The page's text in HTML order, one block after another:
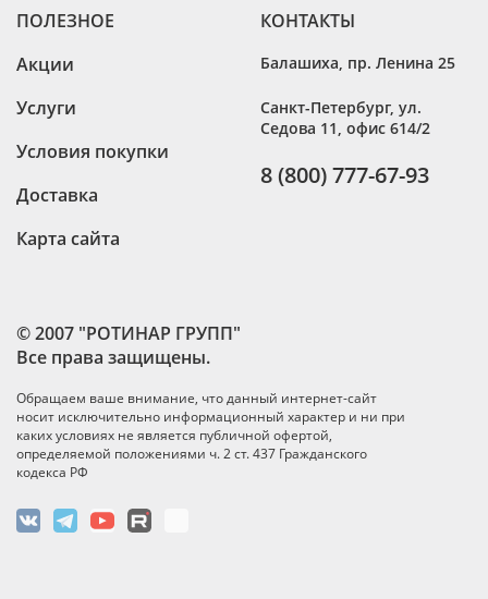
© 2007 "РОТИНАР ГРУПП"
Все права защищены.
Обращаем ваше внимание, что данный интернет-сайт
носит исключительно информационный характер и ни при
каких условиях не является публичной офертой,
определяемой положениями ч. 2 ст. 437 Гражданского
кодекса РФ
ПОЛЕЗНОЕ
Акции
Услуги
Условия покупки
Доставка
Карта сайта
КОНТАКТЫ
Балашиха пр. Ленина 25
Санкт-Петербург, ул.
Седова 11, офис 614/2
8 (800) 777-67-93